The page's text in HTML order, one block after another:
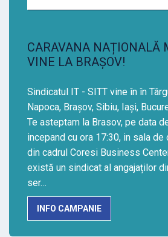
CARAVANA NAȚIONALĂ
VINE LA BRAȘOV!
Sindicatul IT - SITT vine în în
Napoca, Brașov, Sibiu, Iași,
Te asteptam la Brasov, pe data
incepand cu ora 17:30, in sala
din cadrul Coresi Business
există un sindicat al angajaților
ser…
INFO CAMPANIE